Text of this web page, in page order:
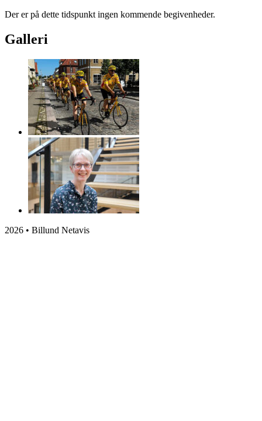
Der er på dette tidspunkt ingen kommende begivenheder.
Galleri
2026 • Billund Netavis